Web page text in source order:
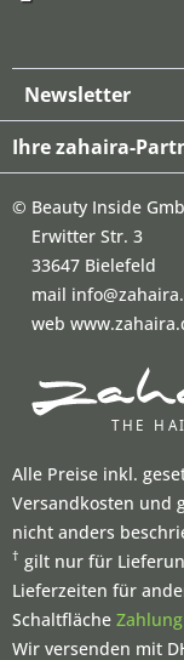
Newsletter
Ihre zahaira-
© Beauty Inside
Erwitter Str. 3
33647 Bielefeld
mail
web
Alle Preise inkl.
Versandkosten und
nicht anders
† gilt nur für
Lieferzeiten für
Schaltfläche
Wir versenden mit